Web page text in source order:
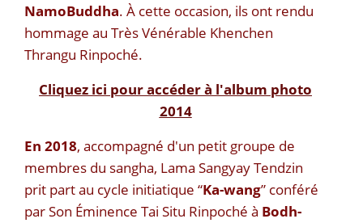
NamoBuddha. À cette occasion, ils ont rendu
hommage au Très Vénérable Khenchen
Thrangu Rinpoché.
Cliquez ici pour accéder à l'album photo
2014
En 2018, accompagné d'un petit groupe de
membres du sangha, Lama Sangyay Tendzin
prit part au cycle initiatique “Ka-wang” conféré
par Son Éminence Tai Situ Rinpoché à Bodh-